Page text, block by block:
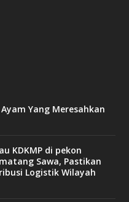
Yang Meresahkan
KDKMP di pekon
Sawa, Pastikan
Logistik Wilayah